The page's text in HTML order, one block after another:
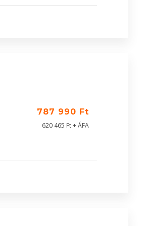
787 990 Ft
620 465 Ft + ÁFA